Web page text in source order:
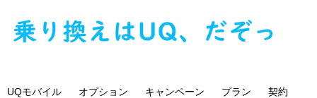
UQモバイル オプション キャンペーン プラン 契約